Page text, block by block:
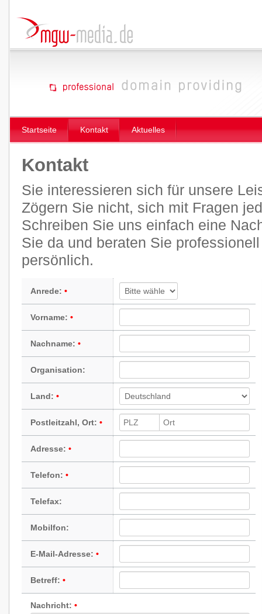
Startseite Kontakt Aktuelles
Kontakt
Sie interessieren sich für unsere
Zögern Sie nicht, sich mit Fragen
Schreiben Sie uns einfach eine
Sie da und beraten Sie
persönlich.
Anrede:
Vorname:
Nachname:
Organisation:
Land:
Postleitzahl, Ort:
Adresse:
Telefon:
Telefax:
Mobilfon:
E-Mail-Adresse:
Betreff:
Nachricht: